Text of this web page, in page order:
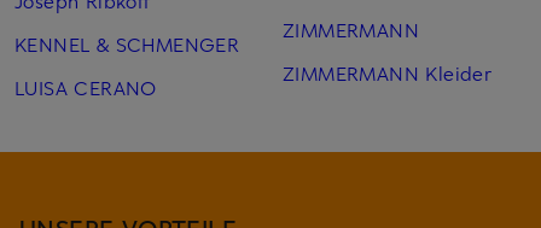
KENNEL & SCHMENGER
LUISA CERANO
ZIMMERMANN
ZIMMERMANN Kleider